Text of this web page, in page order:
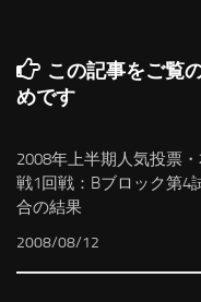
この記事をご覧
めです
2008年上半期人気投票
戦1回戦：Bブロック第4
合の結果
2008/08/12